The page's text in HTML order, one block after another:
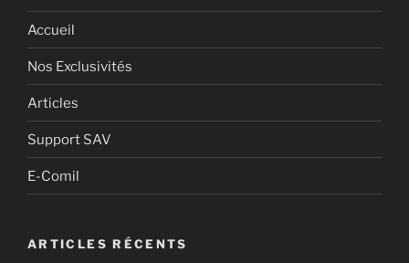
Accueil
Nos Exclusivités
Articles
Support SAV
E-Comil
ARTICLES RÉCENTS